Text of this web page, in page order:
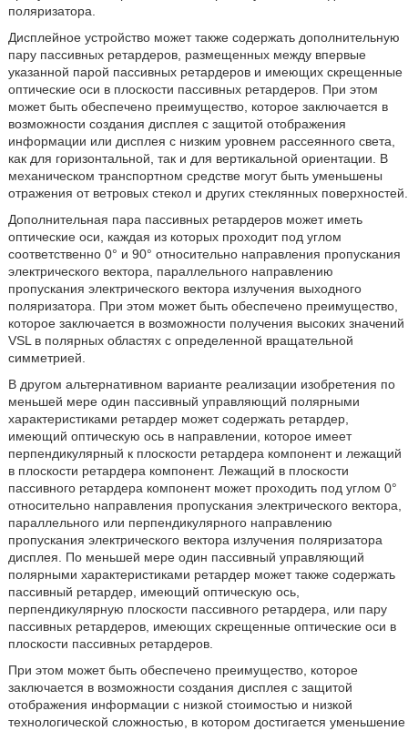
поляризатора.
Дисплейное устройство может также содержать дополнительную
пару пассивных ретардеров, размещенных между впервые
указанной парой пассивных ретардеров и имеющих скрещенные
оптические оси в плоскости пассивных ретардеров. При этом
может быть обеспечено преимущество, которое заключается в
возможности создания дисплея с защитой отображения
информации или дисплея с низким уровнем рассеянного света,
как для горизонтальной, так и для вертикальной ориентации. В
механическом транспортном средстве могут быть уменьшены
отражения от ветровых стекол и других стеклянных поверхностей.
Дополнительная пара пассивных ретардеров может иметь
оптические оси, каждая из которых проходит под углом
соответственно 0° и 90° относительно направления пропускания
электрического вектора, параллельного направлению
пропускания электрического вектора излучения выходного
поляризатора. При этом может быть обеспечено преимущество,
которое заключается в возможности получения высоких значений
VSL в полярных областях с определенной вращательной
симметрией.
В другом альтернативном варианте реализации изобретения по
меньшей мере один пассивный управляющий полярными
характеристиками ретардер может содержать ретардер,
имеющий оптическую ось в направлении, которое имеет
перпендикулярный к плоскости ретардера компонент и лежащий
в плоскости ретардера компонент. Лежащий в плоскости
пассивного ретардера компонент может проходить под углом 0°
относительно направления пропускания электрического вектора,
параллельного или перпендикулярного направлению
пропускания электрического вектора излучения поляризатора
дисплея. По меньшей мере один пассивный управляющий
полярными характеристиками ретардер может также содержать
пассивный ретардер, имеющий оптическую ось,
перпендикулярную плоскости пассивного ретардера, или пару
пассивных ретардеров, имеющих скрещенные оптические оси в
плоскости пассивных ретардеров.
При этом может быть обеспечено преимущество, которое
заключается в возможности создания дисплея с защитой
отображения информации с низкой стоимостью и низкой
технологической сложностью, в котором достигается уменьшение